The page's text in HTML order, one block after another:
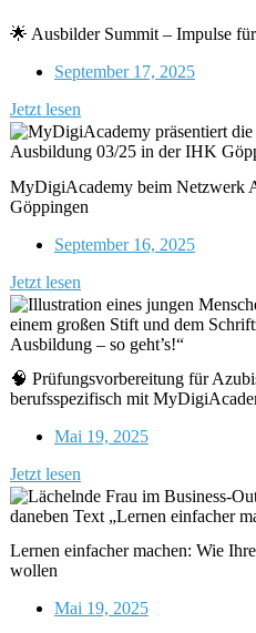
🌟 Ausbilder Summit – Impulse
September 17, 2025
Jetzt lesen
MyDigiAcademy beim Netzwerk
Göppingen
September 16, 2025
Jetzt lesen
🧠 Prüfungsvorbereitung für
berufsspezifisch mit
Mai 19, 2025
Jetzt lesen
Lernen einfacher machen: Wie
wollen
Mai 19, 2025